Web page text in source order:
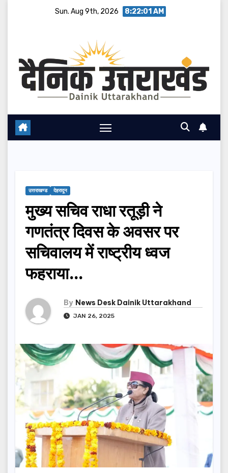
Sun. Aug 9th, 2026 8:22:02 AM
उत्तराखण्ड देहरादून
मुख्य सचिव राधा रतूड़ी ने
गणतंत्र दिवस के अवसर पर
सचिवालय में राष्ट्रीय ध्वज
फहराया…
By News Desk Dainik Uttarakhand
JAN 26, 2025